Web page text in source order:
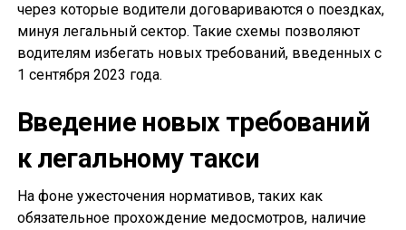
через которые водители договариваются о поездках,
минуя легальный сектор. Такие схемы позволяют
водителям избегать новых требований, введенных с
1 сентября 2023 года.
Введение новых требований
к легальному такси
На фоне ужесточения нормативов, таких как
обязательное прохождение медосмотров, наличие